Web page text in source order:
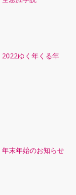
2022ゆく年くる年
年末年始のお知らせ